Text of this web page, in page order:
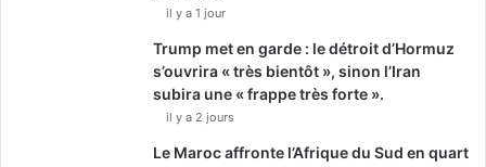
il y a 1 jour
Trump met en garde : le détroit d’Hormuz
s’ouvrira « très bientôt », sinon l’Iran
subira une « frappe très forte ».
il y a 2 jours
Le Maroc affronte l’Afrique du Sud en quart